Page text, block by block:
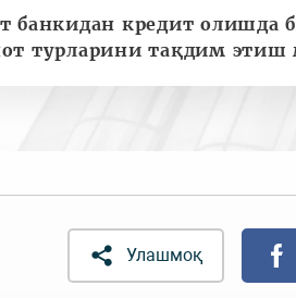
банкидан кредит олишда
турларини тақдим
Улашмоқ